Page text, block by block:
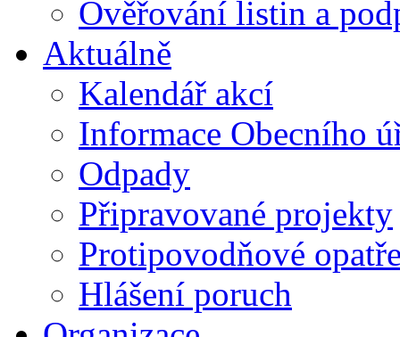
Ověřování listin a
Aktuálně
Kalendář akcí
Informace Obecního
Odpady
Připravované projekty
Protipovodňové
Hlášení poruch